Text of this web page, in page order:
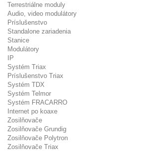
Terrestriálne moduly
Audio, video modulátory
Príslušenstvo
Standalone zariadenia
Stanice
Modulátory
IP
Systém Triax
Príslušenstvo Triax
Systém TDX
Systém Telmor
Systém FRACARRO
Internet po koaxe
Zosilňovače
Zosilňovače Grundig
Zosilňovače Polytron
Zosilňovače Triax